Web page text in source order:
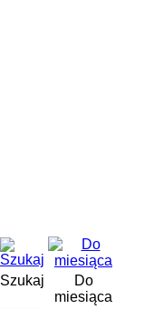
Szukaj
Do
miesiąca